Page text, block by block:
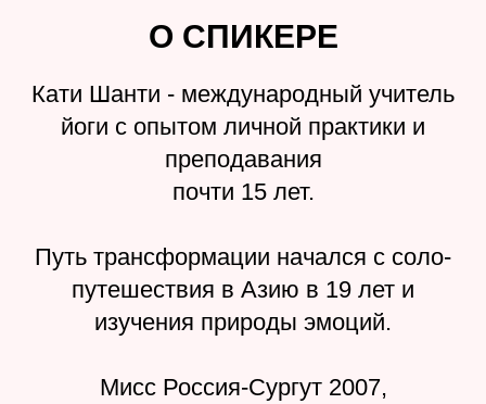
О СПИКЕРЕ
Кати Шанти - международный учитель
йоги с опытом личной практики и
преподавания
почти 15 лет.
Путь трансформации начался с соло-
путешествия в Азию в 19 лет и
изучения природы эмоций.
Мисс Россия-Сургут 2007,